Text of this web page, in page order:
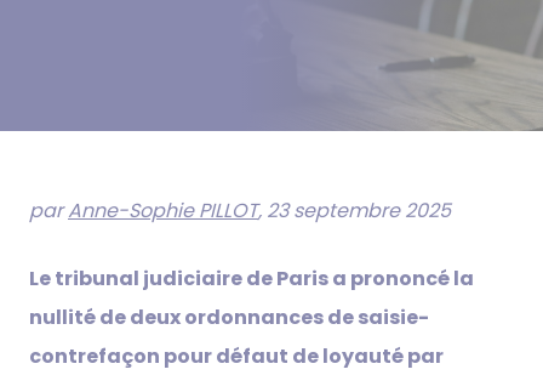
parAnne-Sophie PILLOT, 23 septembre 2025
Le tribunal judiciaire de Paris a prononcé la
nullité de deux ordonnances de saisie-
contrefaçon pour défaut de loyauté par